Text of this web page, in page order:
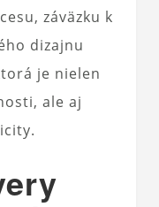
záväzku k
dizajnu
je nielen
ale aj